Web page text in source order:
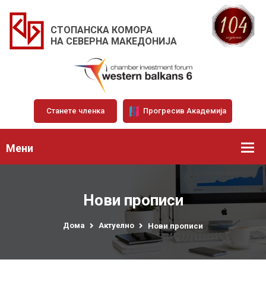
СТОПАНСКА КОМОРА
НА СЕВЕРНА МАКЕДОНИЈА
Станете членка Прогресив Академија
Мени
Нови прописи
Дома Актуелно Нови прописи